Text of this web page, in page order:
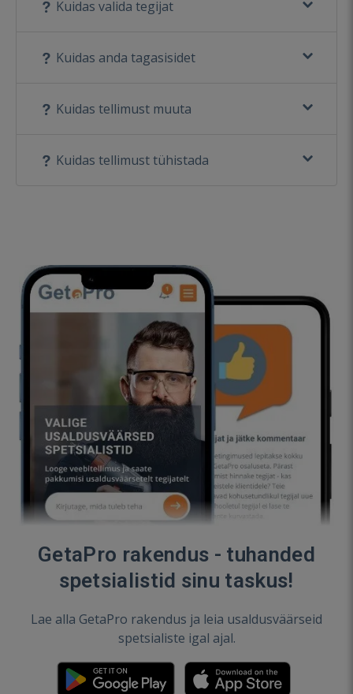
Kuidas valida tegijat
Kuidas anda tagasisidet
Kuidas tellimust muuta
Kuidas tellimust tühistada
GetaPro rakendus - tuhanded
spetsialistid sinu taskus!
Lae alla GetaPro rakendus ja leia usaldusväärseid
spetsialiste igal ajal.